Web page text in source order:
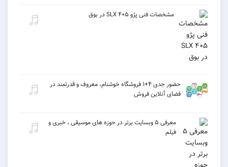
مشخصات فنی پژو ۴۰۵ SLX در بوق
حضور جدی ۴+۱ فروشگاه خوشنام، معروف و قدرتمند در
فضای آنلاین فروش
معرفی ۵ وبسایت برتر در حوزه های موسیقی ، خبری و